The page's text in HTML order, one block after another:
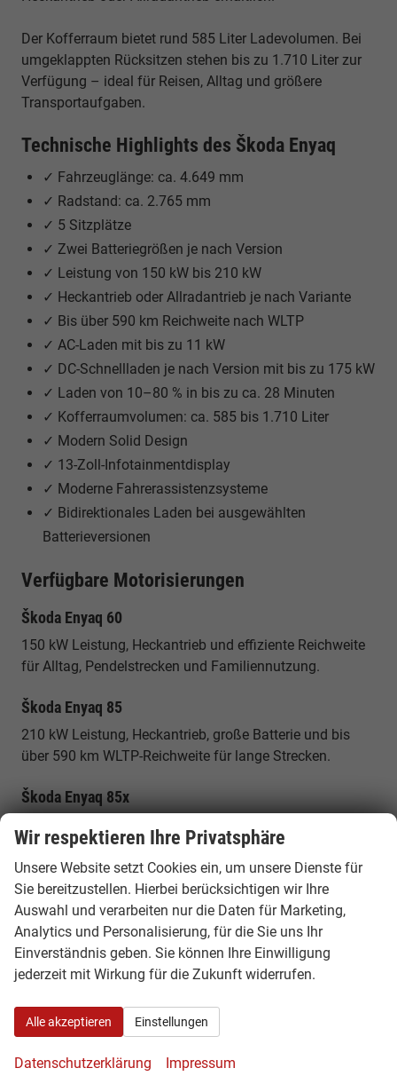
Der Kofferraum bietet rund 585 Liter Ladevolumen. Bei
umgeklappten Rücksitzen stehen bis zu 1.710 Liter zur
Verfügung – ideal für Reisen, Alltag und größere
Transportaufgaben.
Technische Highlights des Škoda Enyaq
✓ Fahrzeuglänge: ca. 4.649 mm
✓ Radstand: ca. 2.765 mm
✓ 5 Sitzplätze
✓ Zwei Batteriegrößen je nach Version
✓ Leistung von 150 kW bis 210 kW
✓ Heckantrieb oder Allradantrieb je nach Variante
✓ Bis über 590 km Reichweite nach WLTP
✓ AC-Laden mit bis zu 11 kW
✓ DC-Schnellladen je nach Version mit bis zu 175 kW
✓ Laden von 10–80 % in bis zu ca. 28 Minuten
✓ Kofferraumvolumen: ca. 585 bis 1.710 Liter
✓ Modern Solid Design
✓ 13-Zoll-Infotainmentdisplay
✓ Moderne Fahrerassistenzsysteme
✓ Bidirektionales Laden bei ausgewählten
Batterieversionen
Verfügbare Motorisierungen
Škoda Enyaq 60
150 kW Leistung, Heckantrieb und effiziente Reichweite
für Alltag, Pendelstrecken und Familiennutzung.
Škoda Enyaq 85
210 kW Leistung, Heckantrieb, große Batterie und bis
über 590 km WLTP-Reichweite für lange Strecken.
Škoda Enyaq 85x
für unterschiedliche Witterungsbedingungen und mehr
Fahrstabilität.
Warum ein Škoda Enyaq EU Reimport
günstiger ist
Innerhalb Europas unterscheiden sich Fahrzeugpreise je
nach Land, Ausstattung und Verfügbarkeit. Durch einen
EU-Reimport können Sie von attraktiven Konditionen
profitieren – mit identischer Fahrzeugqualität und
Wir respektieren Ihre Privatsphäre
Unsere Website setzt Cookies ein, um unsere Dienste für
Sie bereitzustellen. Hierbei berücksichtigen wir Ihre
Auswahl und verarbeiten nur die Daten für Marketing,
Analytics und Personalisierung, für die Sie uns Ihr
Einverständnis geben. Sie können Ihre Einwilligung
jederzeit mit Wirkung für die Zukunft widerrufen.
Alle akzeptieren Einstellungen
Datenschutzerklärung Impressum